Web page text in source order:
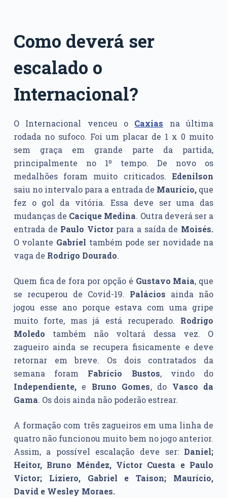
Como deverá ser
escalado o
Internacional?
O Internacional venceu o Caxias
na última
rodada no sufoco. Foi um placar de 1 x 0 muito
sem graça em grande parte da partida,
principalmente no 1º tempo. De novo os
medalhões foram muito criticados.Edenilson
saiu no intervalo para a entrada de Maurício,que
fez o gol da vitória. Essa deve ser uma das
mudanças de Cacique Medina. Outra deverá ser a
entrada de Paulo Victorpara a saída de Moisés.
O volante Gabriel também pode ser novidade na
vaga de Rodrigo Dourado.
Quem fica de fora por opção é Gustavo Maia, que
se recuperou de Covid-19. Palácios ainda não
jogou esse ano porque estava com uma gripe
muito forte, mas já está recuperado. Rodrigo
Moledo também não voltará dessa vez. O
zagueiro ainda se recupera fisicamente e deve
retornar em breve. Os dois contratados da
semana foram Fabrício Bustos, vindo do
Independiente,e Bruno Gomes, do Vasco da
Gama. Os dois ainda não poderão estrear.
A formação com três zagueiros em uma linha de
quatro não funcionou muito bem no jogo anterior.
Assim, a possível escalação deve ser: Daniel;
Heitor, Bruno Méndez, Victor Cuesta e Paulo
Victor; Liziero, Gabriel e Taison; Maurício,
David e Wesley Moraes.